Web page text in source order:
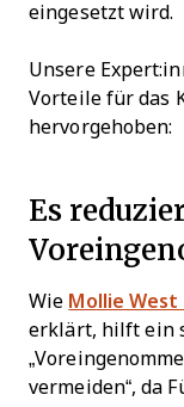
eingesetzt wird.
Unsere
Vorteile für das
hervorgehoben:
Es
Wie Mollie
erklärt, hilft ein
vermeiden“, da